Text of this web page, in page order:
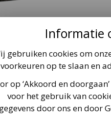
14 Ø430 cm –
Pro-Line trampoline in ons
van 430 cm. In
trampoline gemaakt van
viadeze pagina.
Hoe koop ik
Avyna, EXIT en meer):Welk
Wat betekenen die termen?
Informatie
gebruiken cookies om
voorkeuren op te slaan en
op ‘Akkoord en
voor het gebruik van
gegevens door ons en door